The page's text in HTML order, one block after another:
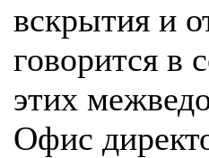
вскрытия и
говорится в
этих
Офис